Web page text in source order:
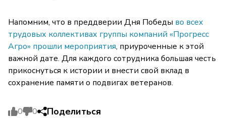
Напомним, что в преддверии Дня Победы во всех
трудовых коллективах группы компаний «Прогресс
Агро» прошли мероприятия, приуроченные к этой
важной дате. Для каждого сотрудника большая честь
прикоснуться к истории и внести свой вклад в
сохранение памяти о подвигах ветеранов.
0 0 Поделиться